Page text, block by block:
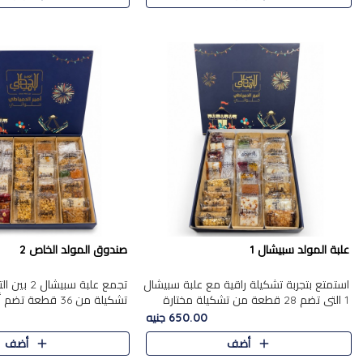
علبة المولد سبيشال 1
استمتع بتجربة تشكيلة راقية مع علبة سبيشال
1 التي تضم 28 قطعة من تشكيلة مختارة
بعناية من أفخر حلويات المولد المصرية
الأصلية الشرقية. تحتوي ال..
650.00 جنيه
أضف
صندوق المولد الخاص 2
تجمع علبة
المولد الشرقية. تحتوي
بالفول، والجزرية بالبن..
أضف